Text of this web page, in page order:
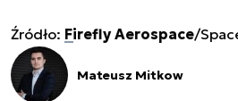
Źródło: Firefly Aerospace/
Mateusz Mitkow